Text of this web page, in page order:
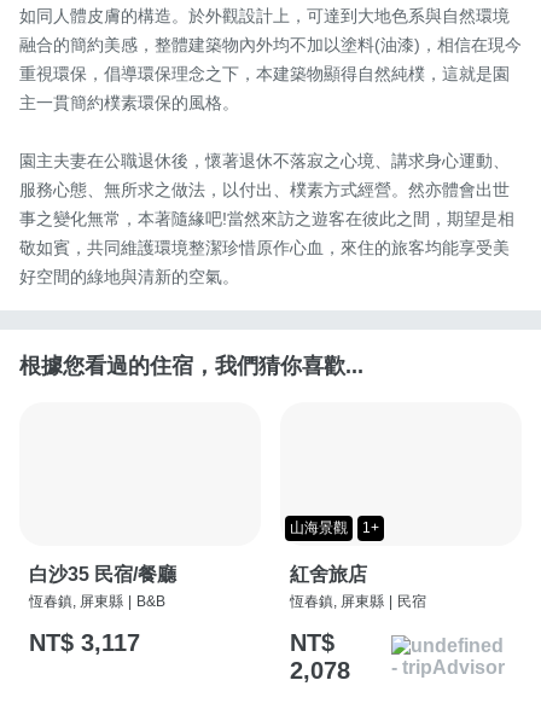
如同人體皮膚的構造。於外觀設計上，可達到大地色系與自然環境
融合的簡約美感，整體建築物內外均不加以塗料(油漆)，相信在現今
重視環保，倡導環保理念之下，本建築物顯得自然純樸，這就是園
主一貫簡約樸素環保的風格。
園主夫妻在公職退休後，懷著退休不落寂之心境、講求身心運動、
服務心態、無所求之做法，以付出、樸素方式經營。然亦體會出世
事之變化無常，本著隨緣吧!當然來訪之遊客在彼此之間，期望是相
敬如賓，共同維護環境整潔珍惜原作心血，來住的旅客均能享受美
好空間的綠地與清新的空氣。
根據您看過的住宿，我們猜你喜歡...
白沙35 民宿/餐廳
恆春鎮, 屏東縣 | B&B
NT$ 3,117
山海景觀 1+
紅舍旅店
恆春鎮, 屏東縣 | 民宿
NT$
2,078